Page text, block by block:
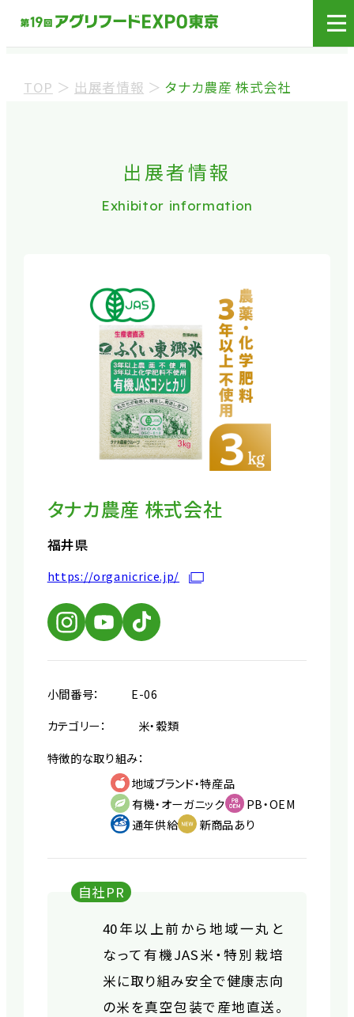
展示会場への入場には
来場登録が必要です。
来場事前登録（プレス）
※業界関係者を対象とした商談会であり、
TOP ＞ 出展者情報 ＞ タナカ農産 株式会社
出展者情報
Exhibitor information
タナカ農産 株式会社
福井県
https://organicrice.jp/
小間番号：
E-06
カテゴリー：
米・穀類
特徴的な取り組み：
地域ブランド・特産品
有機・オーガニック
PB・OEM
通年供給
新商品あり
自社PR
40年以上前から地域一丸と
なって有機JAS米・特別栽培
米に取り組み安全で健康志向
の米を真空包装で産地直送。